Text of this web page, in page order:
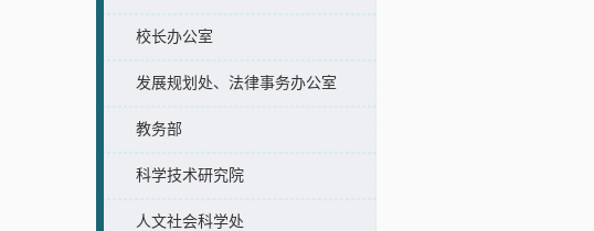
校长办公室
发展规划处、法律事务办公室
教务部
科学技术研究院
人文社会科学处